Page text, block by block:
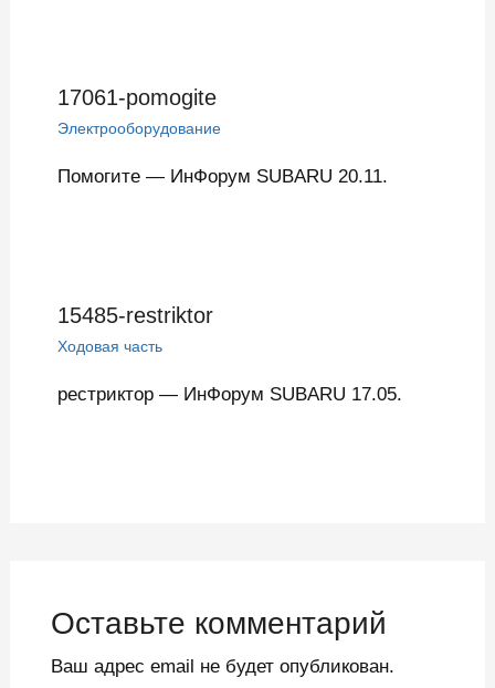
17061-pomogite
Электрооборудование
Помогите — ИнФорум SUBARU 20.11.
15485-restriktor
Ходовая часть
рестриктор — ИнФорум SUBARU 17.05.
Оставьте комментарий
Ваш адрес email не будет опубликован.